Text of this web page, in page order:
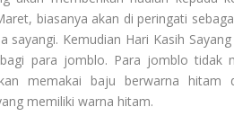
biasanya akan di peringati
sayangi. Kemudian Hari Kasih
para jomblo. Para jomblo tidak
memakai baju berwarna hitam
memiliki warna hitam.